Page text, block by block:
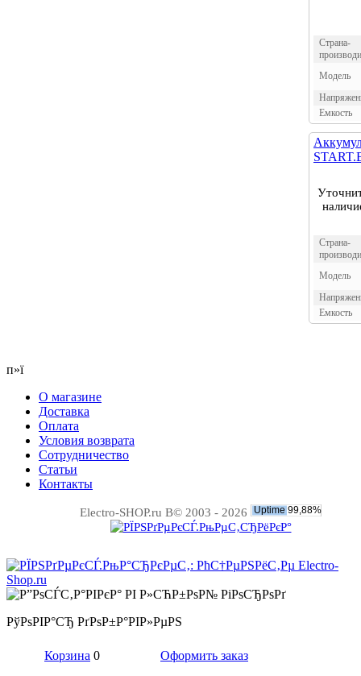
Страна-
Модель
Емкость
Страна-
Модель
Емкость
п»ї
О магазине
Доставка
Оплата
Условия возврата
Сотрудничество
Статьи
Контакты
Electro-SHOP.ru В© 2003 - 2026
РўРѕРІР°СЂ РґРѕР±Р°РІР»РµРЅ
Корзина 0 Оформить заказ